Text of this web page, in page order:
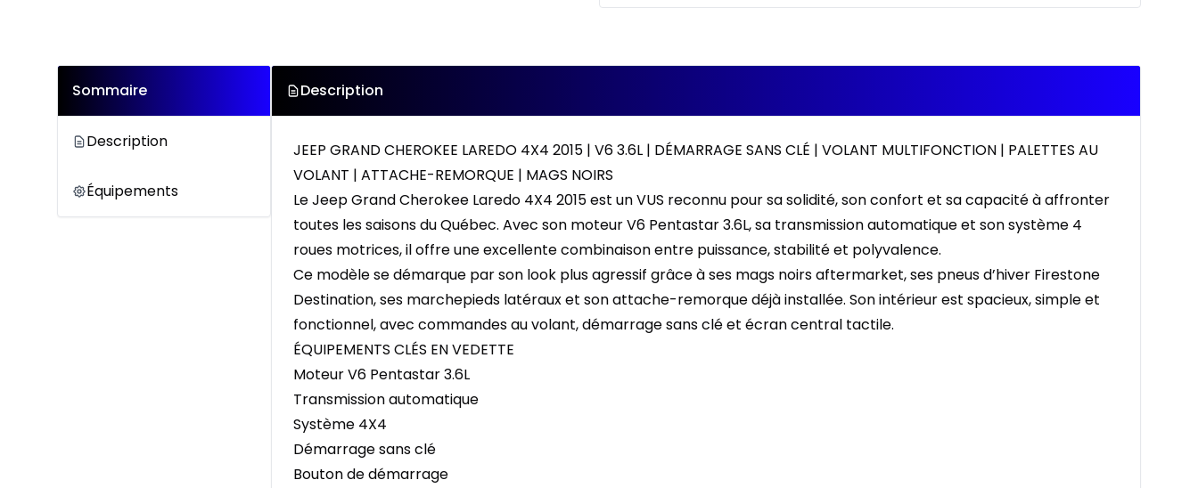
Sommaire
Description
Équipements
Description
JEEP GRAND CHEROKEE LAREDO 4X4 2015 | V6 3.6L | DÉMARRAGE SANS CLÉ | VOLANT MULTIFONCTION | PALETTES AU
VOLANT | ATTACHE-REMORQUE | MAGS NOIRS
Le Jeep Grand Cherokee Laredo 4X4 2015 est un VUS reconnu pour sa solidité, son confort et sa capacité à affronter
toutes les saisons du Québec. Avec son moteur V6 Pentastar 3.6L, sa transmission automatique et son système 4
roues motrices, il offre une excellente combinaison entre puissance, stabilité et polyvalence.
Ce modèle se démarque par son look plus agressif grâce à ses mags noirs aftermarket, ses pneus d’hiver Firestone
Destination, ses marchepieds latéraux et son attache-remorque déjà installée. Son intérieur est spacieux, simple et
fonctionnel, avec commandes au volant, démarrage sans clé et écran central tactile.
ÉQUIPEMENTS CLÉS EN VEDETTE
Moteur V6 Pentastar 3.6L
Transmission automatique
Système 4X4
Démarrage sans clé
Bouton de démarrage